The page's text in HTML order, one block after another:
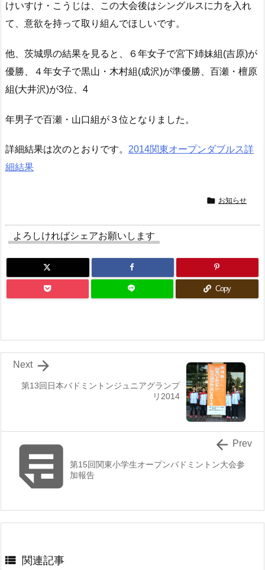
けいすけ・こうじは、この大会後はシングルスに力を入れ
て、意欲を持って取り組んでほしいです。
他、茨城県の結果を見ると、６年女子で宮下姉妹組(吉原)が
優勝、４年女子で黒山・木村組(成沢)が準優勝、百瀬・檀原
組(大井沢)が3位、4
年男子で百瀬・山口組が３位となりました。
詳細結果は次のとおりです。 2014関東オープンダブルス詳
細結果
 お知らせ
よろしければシェアお願いします
Copy
第13回日本バドミントンジュニアグランプ
リ2014

Next
第15回関東小学生オープンバドミントン大会参
加報告
 Prev
 関連記事